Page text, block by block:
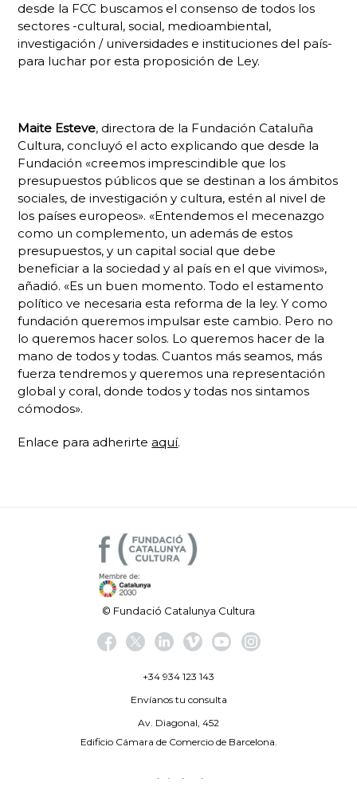
desde la FCC buscamos el consenso de todos los
sectores -cultural, social, medioambiental,
investigación / universidades e instituciones del país-
para luchar por esta proposición de Ley.
Maite Esteve, directora de la Fundación Cataluña
Cultura, concluyó el acto explicando que desde la
Fundación «creemos imprescindible que los
presupuestos públicos que se destinan a los ámbitos
sociales, de investigación y cultura, estén al nivel de
los países europeos». «Entendemos el mecenazgo
como un complemento, un además de estos
presupuestos, y un capital social que debe
beneficiar a la sociedad y al país en el que vivimos»,
añadió. «Es un buen momento. Todo el estamento
político ve necesaria esta reforma de la ley. Y como
fundación queremos impulsar este cambio. Pero no
lo queremos hacer solos. Lo queremos hacer de la
mano de todos y todas. Cuantos más seamos, más
fuerza tendremos y queremos una representación
global y coral, donde todos y todas nos sintamos
cómodos».
Enlace para adherirteaquí.
© Fundació Catalunya Cultura
+34 934 123 143
Envíanos tu consulta
Av. Diagonal, 452
Edificio Cámara de Comercio de Barcelona.
Aviso legal